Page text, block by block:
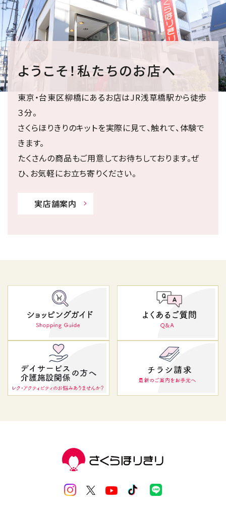
ようこそ！私たちのお店へ
東京・台東区柳橋にあるお店はJR浅草橋駅から徒歩
３分。
さくらほりきりのキットを実際に見て、触れて、体験で
きます。
たくさんの商品もご用意してお待ちしております。ぜ
ひ、お気軽にお立ち寄りください。
実店舗案内